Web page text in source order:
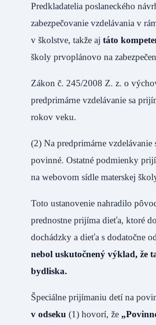
Predkladatelia poslaneckého
zabezpečovanie vzdelávania v
v školstve, takže aj táto
školy prvoplánovo na
Zákon č. 245/2008 Z. z. o
predprimárne vzdelávanie sa
rokov veku.
(2) Na predprimárne
povinné. Ostatné podmienky
na webovom sídle materskej
Toto ustanovenie nahradilo
prednostne prijíma dieťa, ktoré
dochádzky a dieťa s dodatočne
nebol uskutočnený výklad, že
bydliska.
Špeciálne prijímaniu detí na
v odseku (1) hovorí, že